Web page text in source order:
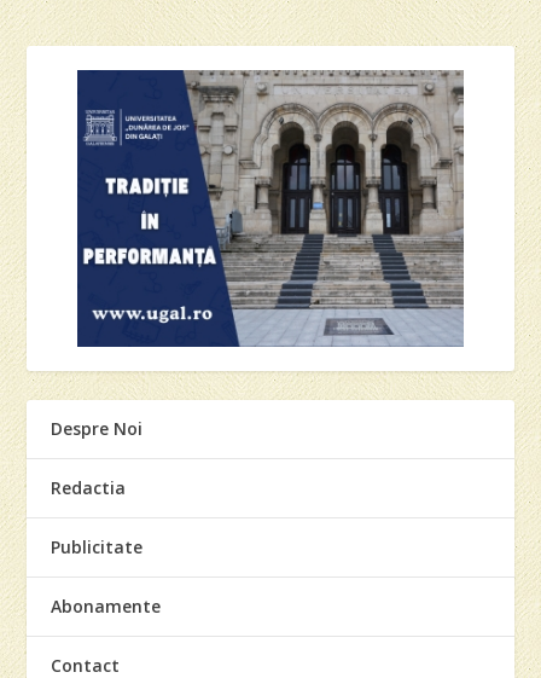
Despre Noi
Redactia
Publicitate
Abonamente
Contact